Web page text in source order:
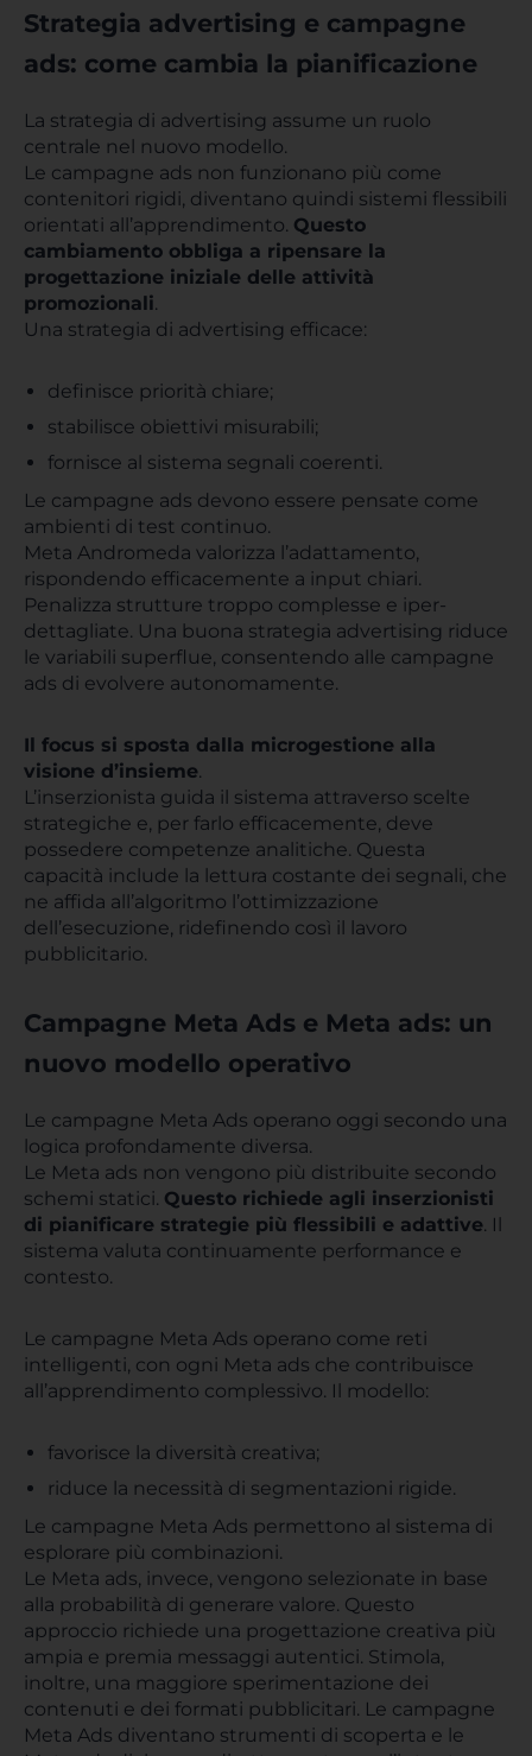
Strategia advertising e campagne
ads: come cambia la pianificazione
La strategia di advertising assume un ruolo
centrale nel nuovo modello.
Le campagne ads non funzionano più come
contenitori rigidi, diventano quindi sistemi flessibili
orientati all’apprendimento. Questo
cambiamento obbliga a ripensare la
progettazione iniziale delle attività
promozionali.
Una strategia di advertising efficace:
definisce priorità chiare;
stabilisce obiettivi misurabili;
fornisce al sistema segnali coerenti.
Le campagne ads devono essere pensate come
ambienti di test continuo.
Meta Andromeda valorizza l’adattamento,
rispondendo efficacemente a input chiari.
Penalizza strutture troppo complesse e iper-
dettagliate. Una buona strategia advertising riduce
le variabili superflue, consentendo alle campagne
ads di evolvere autonomamente.
Il focus si sposta dalla microgestione alla
visione d’insieme.
L’inserzionista guida il sistema attraverso scelte
strategiche e, per farlo efficacemente, deve
possedere competenze analitiche. Questa
capacità include la lettura costante dei segnali, che
ne affida all’algoritmo l’ottimizzazione
dell’esecuzione, ridefinendo così il lavoro
pubblicitario.
Campagne Meta Ads e Meta ads: un
nuovo modello operativo
Le campagne Meta Ads operano oggi secondo una
logica profondamente diversa.
Le Meta ads non vengono più distribuite secondo
schemi statici. Questo richiede agli inserzionisti
di pianificare strategie più flessibili e adattive. Il
sistema valuta continuamente performance e
contesto.
Le campagne Meta Ads operano come reti
intelligenti, con ogni Meta ads che contribuisce
all’apprendimento complessivo. Il modello:
favorisce la diversità creativa;
riduce la necessità di segmentazioni rigide.
Le campagne Meta Ads permettono al sistema di
esplorare più combinazioni.
Le Meta ads, invece, vengono selezionate in base
alla probabilità di generare valore. Questo
approccio richiede una progettazione creativa più
ampia e premia messaggi autentici. Stimola,
inoltre, una maggiore sperimentazione dei
contenuti e dei formati pubblicitari. Le campagne
Meta Ads diventano strumenti di scoperta e le